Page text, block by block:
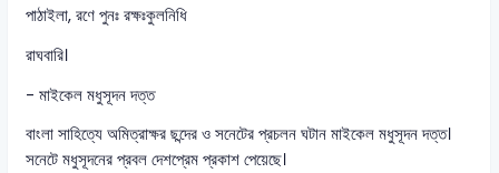
পাঠাইলা, রণে পুনঃ রক্ষঃকুলনিধি
রাঘবারি।
- মাইকেল মধুসূদন দত্ত
বাংলা সাহিত্যে অমিত্রাক্ষর ছন্দের ও সনেটের প্রচলন ঘটান মাইকেল মধুসূদন দত্ত।
সনেটে মধুসূদনের প্রবল দেশপ্রেম প্রকাশ পেয়েছে।